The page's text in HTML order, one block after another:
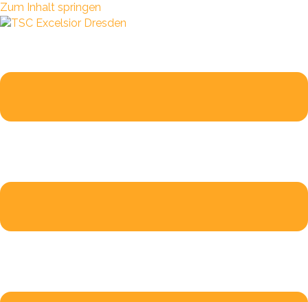
Zum Inhalt springen